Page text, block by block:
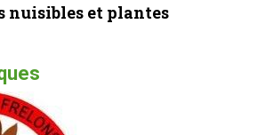
nuisibles et plantes